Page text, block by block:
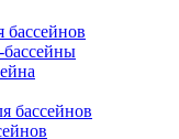
бассейнов